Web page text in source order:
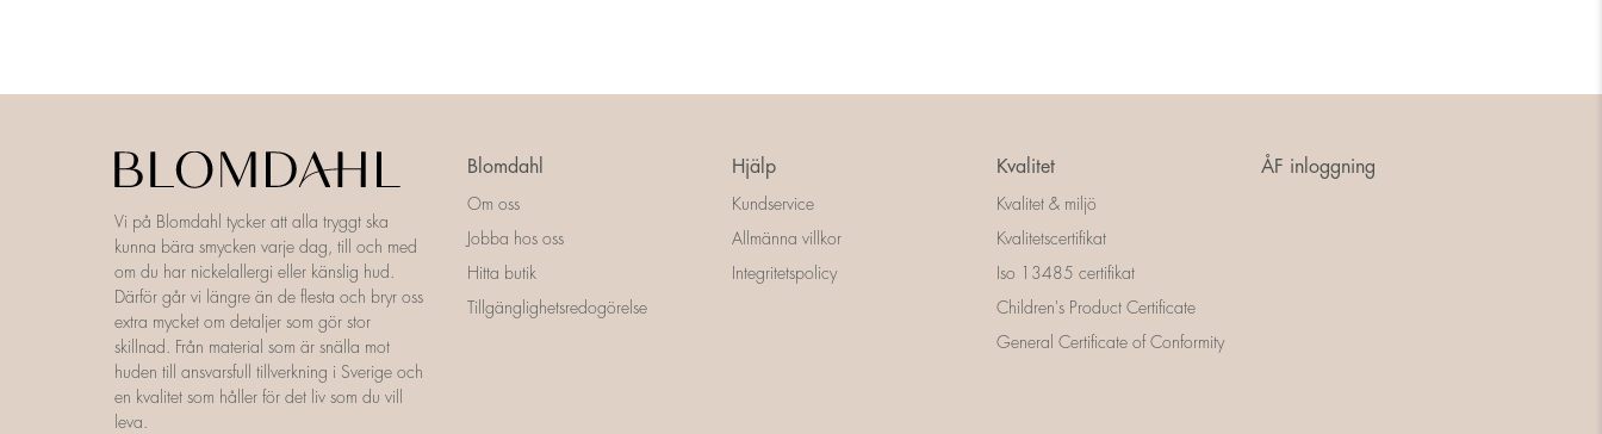
Vi på Blomdahl tycker att alla tryggt ska
kunna bära smycken varje dag, till och med
om du har nickelallergi eller känslig hud.
Därför går vi längre än de flesta och bryr oss
extra mycket om detaljer som gör stor
skillnad. Från material som är snälla mot
huden till ansvarsfull tillverkning i Sverige och
en kvalitet som håller för det liv som du vill
leva.
Blomdahl
Om oss
Jobba hos oss
Hitta butik
Tillgänglighetsredogörelse
Hjälp
Kundservice
Allmänna villkor
Integritetspolicy
Kvalitet
Kvalitet & miljö
Kvalitetscertifikat
Iso 13485 certifikat
Children's Product Certificate
General Certificate of Conformity
ÅF inloggning